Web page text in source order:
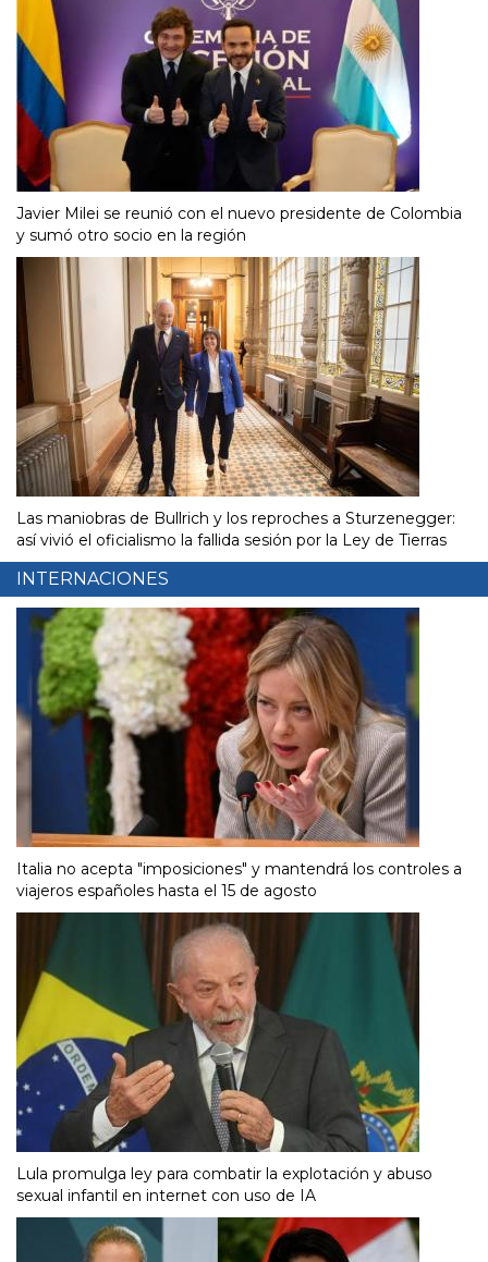
Javier Milei se reunió con el nuevo presidente de Colombia
y sumó otro socio en la región
Las maniobras de Bullrich y los reproches a Sturzenegger:
así vivió el oficialismo la fallida sesión por la Ley de Tierras
INTERNACIONES
Italia no acepta "imposiciones" y mantendrá los controles a
viajeros españoles hasta el 15 de agosto
Lula promulga ley para combatir la explotación y abuso
sexual infantil en internet con uso de IA